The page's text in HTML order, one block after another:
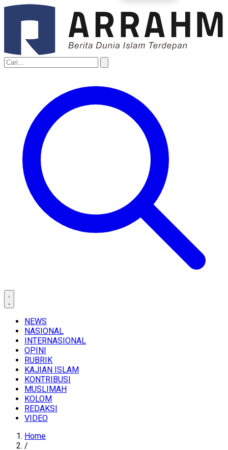
NEWS
NASIONAL
INTERNASIONAL
OPINI
RUBRIK
KAJIAN ISLAM
KONTRIBUSI
MUSLIMAH
KOLOM
REDAKSI
VIDEO
Home
/